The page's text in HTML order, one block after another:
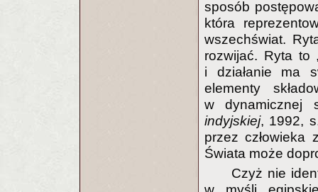
sposób
która
wszechświat.
rozwijać. Ryta to
i działanie ma
elementy
w dynamicznej
indyjskiej, 1992,
przez człowieka
Świata może
Czyż nie